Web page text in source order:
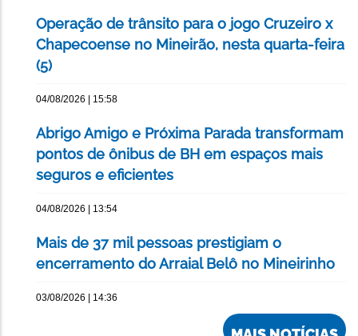
Operação de trânsito para o jogo Cruzeiro x
Chapecoense no Mineirão, nesta quarta-feira
(5)
04/08/2026 | 15:58
Abrigo Amigo e Próxima Parada transformam
pontos de ônibus de BH em espaços mais
seguros e eficientes
04/08/2026 | 13:54
Mais de 37 mil pessoas prestigiam o
encerramento do Arraial Belô no Mineirinho
03/08/2026 | 14:36